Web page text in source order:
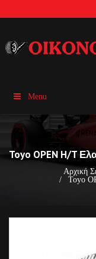
Menu
Toyo OPEN H/T
Αρχική
Toyo